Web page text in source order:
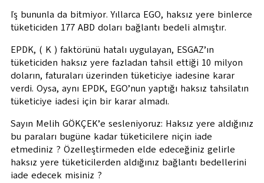
İş bununla da bitmiyor. Yıllarca EGO, haksız yere binlerce
tüketiciden 177 ABD doları bağlantı bedeli almıştır.
EPDK, ( K ) faktörünü hatalı uygulayan, ESGAZ’ın
tüketiciden haksız yere fazladan tahsil ettiği 10 milyon
doların, faturaları üzerinden tüketiciye iadesine karar
verdi. Oysa, aynı EPDK, EGO’nun yaptığı haksız tahsilatın
tüketiciye iadesi için bir karar almadı.
Sayın Melih GÖKÇEK’e sesleniyoruz: Haksız yere aldığınız
bu paraları bugüne kadar tüketicilere niçin iade
etmediniz ? Özelleştirmeden elde edeceğiniz gelirle
haksız yere tüketicilerden aldığınız bağlantı bedellerini
iade edecek misiniz ?